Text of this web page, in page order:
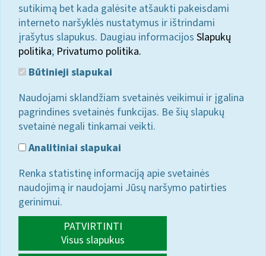
sutikimą bet kada galėsite atšaukti pakeisdami
interneto naršyklės nustatymus ir ištrindami
įrašytus slapukus. Daugiau informacijos Slapukų
politika; Privatumo politika.
Būtinieji slapukai
Naudojami sklandžiam svetainės veikimui ir įgalina
pagrindines svetainės funkcijas. Be šių slapukų
svetainė negali tinkamai veikti.
Analitiniai slapukai
Renka statistinę informaciją apie svetainės
naudojimą ir naudojami Jūsų naršymo patirties
gerinimui.
PATVIRTINTI
Visus slapukus